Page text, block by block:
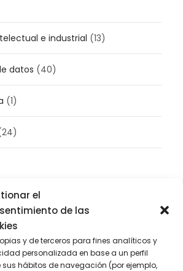
el
de las
y de terceros para fines analíticos y
personalizada en base a un perfil
hábitos de navegación (por ejemplo,
e industrial (13)
datos (40)
(1)